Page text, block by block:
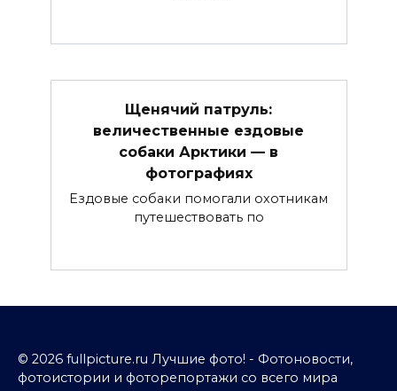
Щенячий патруль:
величественные ездовые
собаки Арктики — в
фотографиях
Ездовые собаки помогали охотникам
путешествовать по
© 2026 fullpicture.ru Лучшие фото! - Фотоновости,
фотоистории и фоторепортажи со всего мира